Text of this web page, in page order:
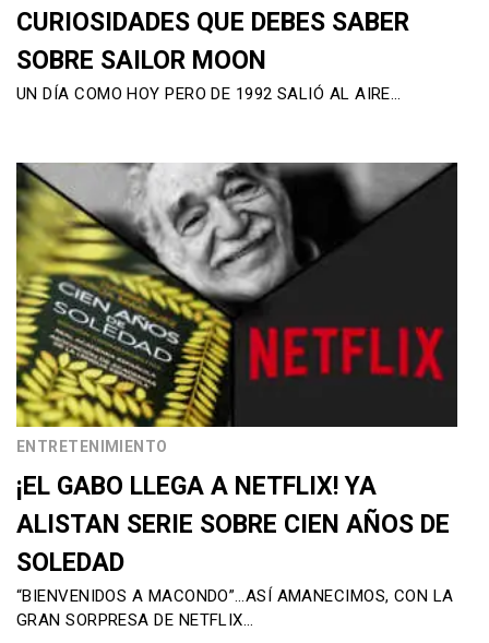
CURIOSIDADES QUE DEBES SABER
SOBRE SAILOR MOON
UN DÍA COMO HOY PERO DE 1992 SALIÓ AL AIRE…
ENTRETENIMIENTO
¡EL GABO LLEGA A NETFLIX! YA
ALISTAN SERIE SOBRE CIEN AÑOS DE
SOLEDAD
“BIENVENIDOS A MACONDO”…ASÍ AMANECIMOS, CON LA
GRAN SORPRESA DE NETFLIX…